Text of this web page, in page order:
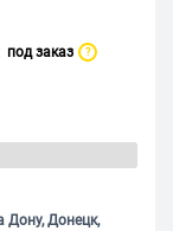
под заказ ?
Дону, Донецк,